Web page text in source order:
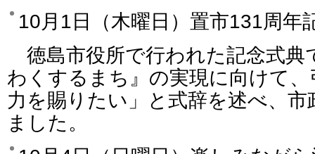
10月1日（木曜日）置市131周年
徳島市役所で行われた記念式典
わくするまち』の実現に向けて
力を賜りたい」と式辞を述べ、
ました。